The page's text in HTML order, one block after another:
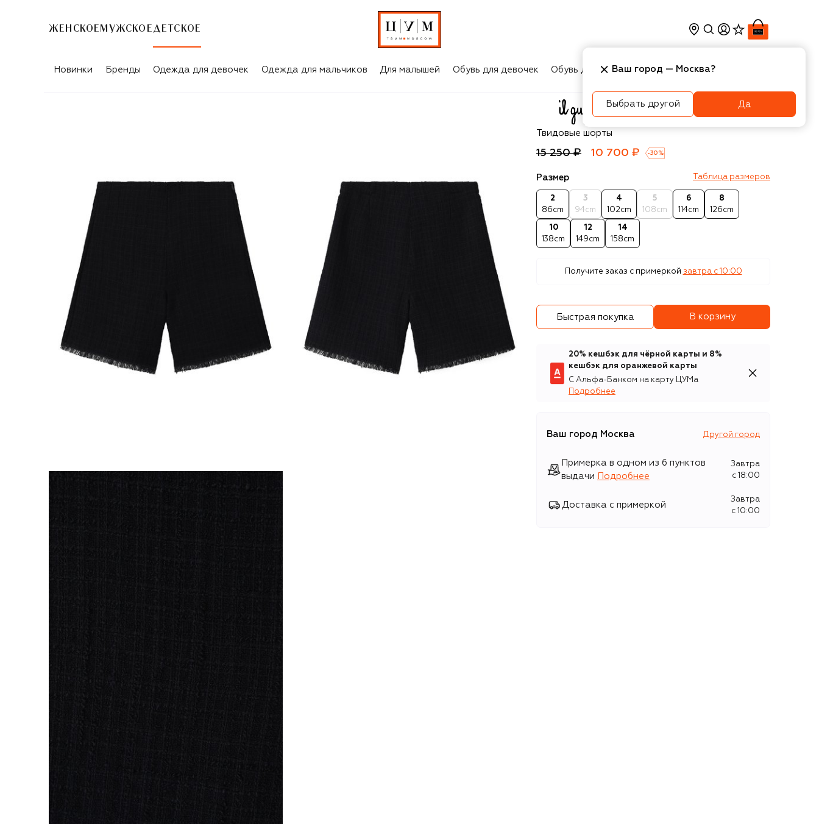
ЖЕНСКОЕ МУЖСКОЕ ДЕТСКОЕ
Новинки Бренды Одежда для девочек Одежда для мальчиков Для малышей Обувь для девочек Обувь для мальчиков Игрушки Аксесcуары
Il Gufo
Твидовые шорты
15 250 ₽ 10 700 ₽ -30 %
Размер Таблица размеров
2
86cm
3
94cm
4
102cm
5
108cm
6
114cm
8
126cm
10
138cm
12
149cm
14
158cm
Получите заказ с примеркой завтра c 10:00
Быстрая покупка В корзину
20% кешбэк для чёрной карты и 8%
кешбэк для оранжевой карты
С Альфа-Банком на карту ЦУМа
Подробнее
Ваш город Москва Другой город
Примерка в одном из 6 пунктов
выдачи
Подробнее
Завтра
c 18:00
Доставка с примеркой
Завтра
c 10:00
Ваш город — Москва?
Выбрать другой Да